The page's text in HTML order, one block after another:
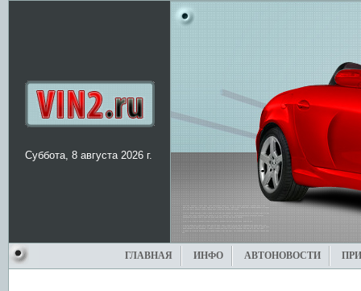
Суббота, 8 августа 2026 г.
ГЛАВНАЯ ИНФО АВТОНОВОСТИ